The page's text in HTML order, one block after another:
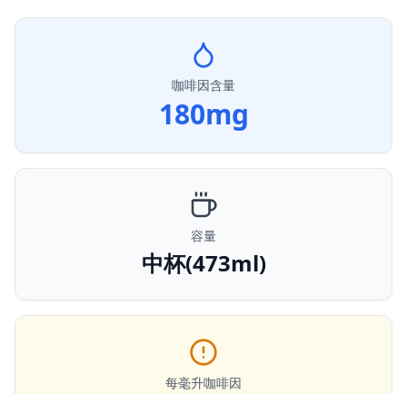
咖啡因含量
180mg
容量
中杯(473ml)
每毫升咖啡因